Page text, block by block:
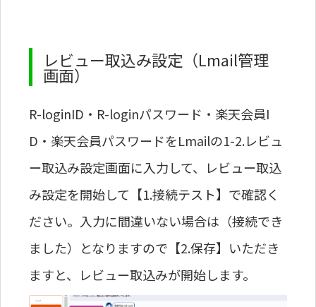
レビュー取込み設定（Lmail管理
画面）
R-loginID・ R-loginパスワード・楽天会員I
D・楽天会員パスワードをLmailの1-2.レビュ
ー取込み設定画面に入力して、レビュー取込
み設定を開始して【1.接続テスト】で確認く
ださい。入力に間違いない場合は（接続でき
ました）となりますので【2.保存】いただき
ますと、レビュー取込みが開始します。